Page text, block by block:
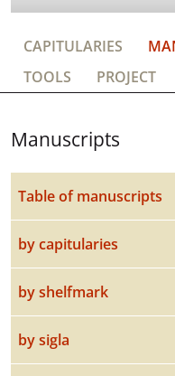
CAPITULARIES
TOOLS
PROJECT
Manuscripts
Table of manuscripts
by capitularies
by shelfmark
by sigla